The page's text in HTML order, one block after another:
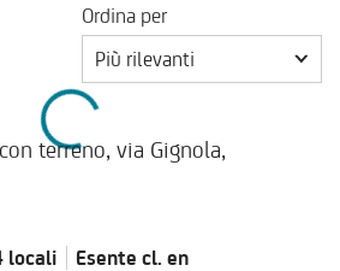
Ordina per
Più rilevanti
terreno, via Gignola,
locali Esente cl. en